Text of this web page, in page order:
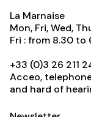
La Marnaise
Mon, Fri, Wed,
Fri : from 8.30 to
+33 (0)3 26 211
Acceo,
and hard of